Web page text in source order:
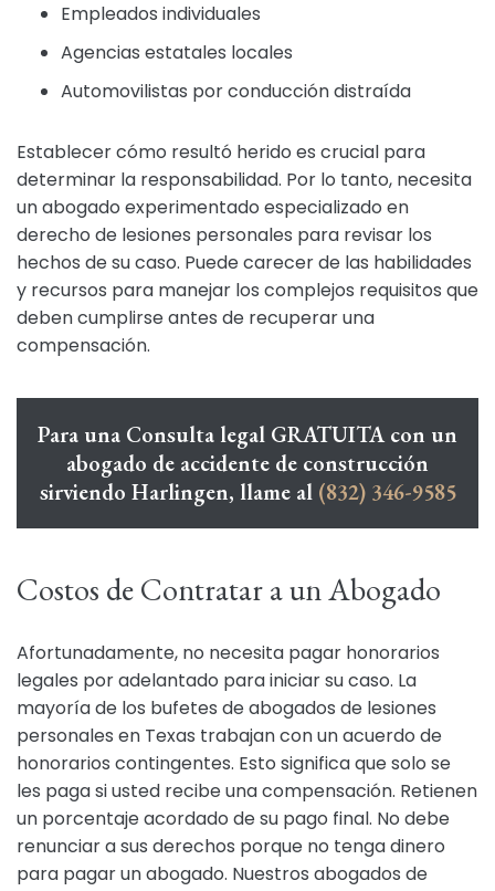
Empleados individuales
Agencias estatales locales
Automovilistas por conducción distraída
Establecer cómo resultó herido es crucial para
determinar la responsabilidad. Por lo tanto, necesita
un abogado experimentado especializado en
derecho de lesiones personales para revisar los
hechos de su caso. Puede carecer de las habilidades
y recursos para manejar los complejos requisitos que
deben cumplirse antes de recuperar una
compensación.
Para una Consulta legal GRATUITA con un
abogado de accidente de construcción
sirviendo Harlingen, llame al (832) 346-9585
Costos de Contratar a un Abogado
Afortunadamente, no necesita pagar honorarios
legales por adelantado para iniciar su caso. La
mayoría de los bufetes de abogados de lesiones
personales en Texas trabajan con un acuerdo de
honorarios contingentes. Esto significa que solo se
les paga si usted recibe una compensación. Retienen
un porcentaje acordado de su pago final. No debe
renunciar a sus derechos porque no tenga dinero
para pagar un abogado. Nuestros abogados de